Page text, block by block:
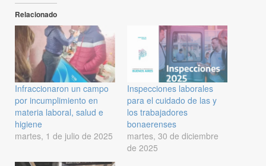
Relacionado
Infraccionaron un campo
por incumplimiento en
materia laboral, salud e
higiene
martes, 1 de julio de 2025
Inspecciones laborales
para el cuidado de las y
los trabajadores
bonaerenses
martes, 30 de diciembre
de 2025